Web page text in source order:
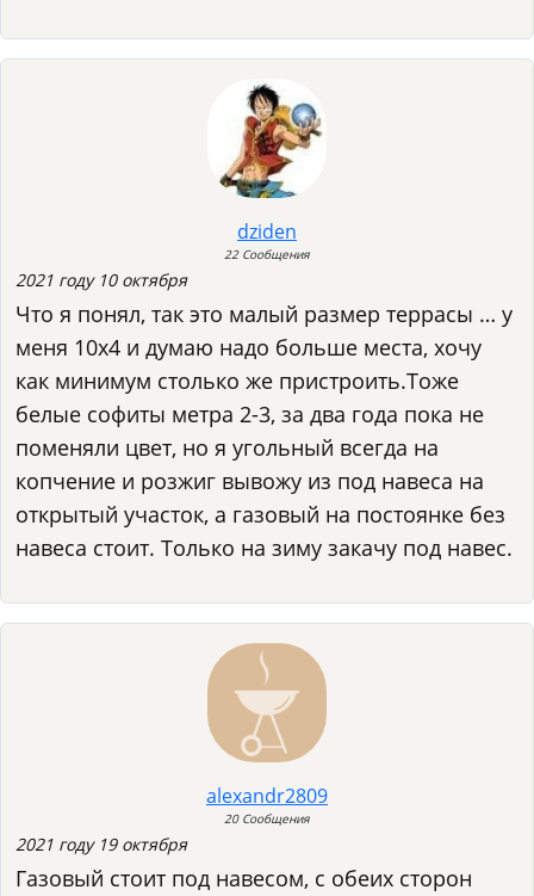
dziden
22 Сообщения
2021 году 10 октября
Что я понял, так это малый размер террасы … у
меня 10х4 и думаю надо больше места, хочу
как минимум столько же пристроить.Тоже
белые софиты метра 2-3, за два года пока не
поменяли цвет, но я угольный всегда на
копчение и розжиг вывожу из под навеса на
открытый участок, а газовый на постоянке без
навеса стоит. Только на зиму закачу под навес.
alexandr2809
20 Сообщения
2021 году 19 октября
Газовый стоит под навесом, с обеих сторон